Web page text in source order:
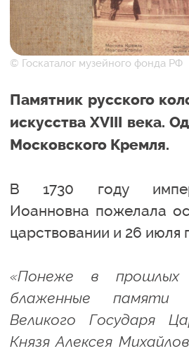
© Госкаталог музейного фонда РФ
Памятник русского
искусства XVIII века.
Московского Кремля.
В 1730 году
Иоанновна пожелала
царствовании и 26 июля
«Понеже в прошлых
блаженные памяти
Великого Государя
Князя Алексея